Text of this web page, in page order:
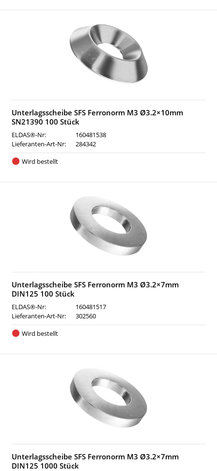
Unterlagsscheibe SFS Ferronorm M3 Ø3.2×10mm
SN21390 100 Stück
ELDAS®-Nr:
160481538
Lieferanten-Art-Nr:
284342
Wird bestellt
Unterlagsscheibe SFS Ferronorm M3 Ø3.2×7mm
DIN125 100 Stück
ELDAS®-Nr:
160481517
Lieferanten-Art-Nr:
302560
Wird bestellt
Unterlagsscheibe SFS Ferronorm M3 Ø3.2×7mm
DIN125 1000 Stück